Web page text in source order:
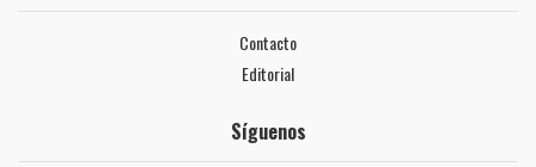
Contacto
Editorial
Síguenos